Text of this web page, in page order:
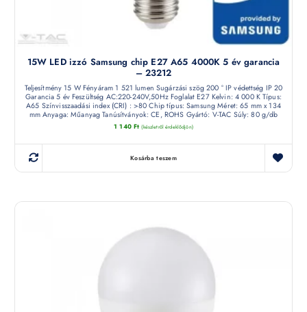
15W LED izzó Samsung chip E27 A65 4000K 5 év garancia
– 23212
Teljesítmény 15 W Fényáram 1 521 lumen Sugárzási szög 200 ° IP védettség IP 20
Garancia 5 év Feszültség AC:220-240V,50Hz Foglalat E27 Kelvin: 4 000 K Típus:
A65 Színvisszaadási index (CRI) : >80 Chip típus: Samsung Méret: 65 mm x 134
mm Anyaga: Műanyag Tanúsítványok: CE, ROHS Gyártó: V-TAC Súly: 80 g/db
1 140 Ft (készletről érdeklődjön)
Kosárba teszem